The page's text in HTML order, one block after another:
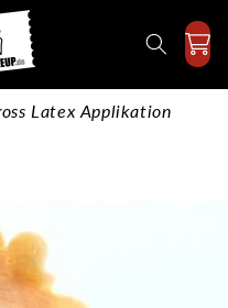
Latex Applikation